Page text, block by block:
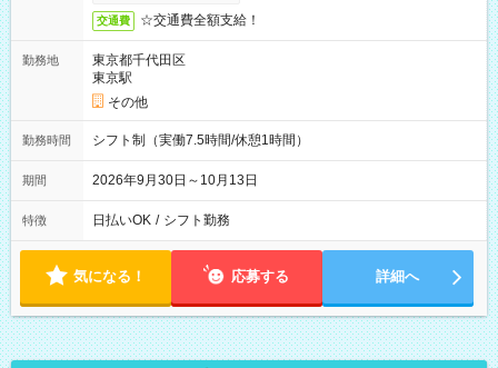
交通費 ☆交通費全額支給！
勤務地
東京都千代田区
東京駅
その他
勤務時間 シフト制（実働7.5時間/休憩1時間）
期間 2026年9月30日～10月13日
特徴 日払いOK / シフト勤務
気になる！ 応募する 詳細へ